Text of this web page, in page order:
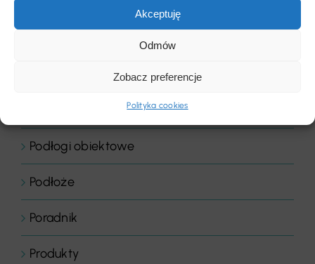
Akceptuję
Odmów
Zobacz preferencje
Polityka cookies
Podłogi drewniane
Podłogi elastyczne
Podłogi obiektowe
Podłoże
Poradnik
Produkty